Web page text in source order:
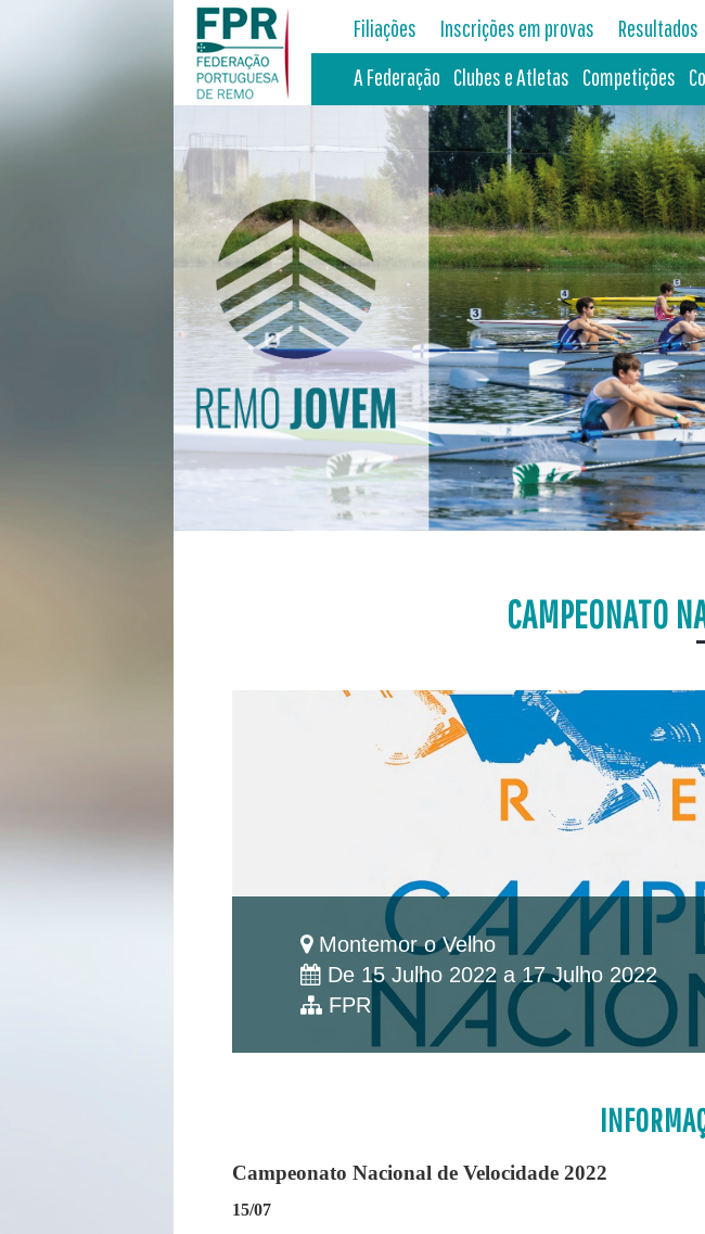
Filiações Inscrições em provas
Resultados
A Federação Clubes e Atletas Competições
CAMPEONATO
Montemor o Velho
De 15 Julho 2022 a 17 Julho 2022
FPR
Campeonato Nacional de Velocidade 2022
15/07